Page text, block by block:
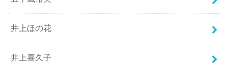
井上ほの花
井上喜久子